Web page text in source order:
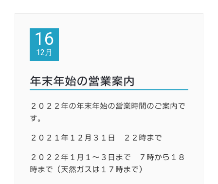
16
12月
年末年始の営業案内
２０２２年の年末年始の営業時間のご案内で
す。
２０２１年１２月３１日 ２２時まで
２０２２年１月１～３日まで ７時から１８
時まで（天然ガスは１７時まで）